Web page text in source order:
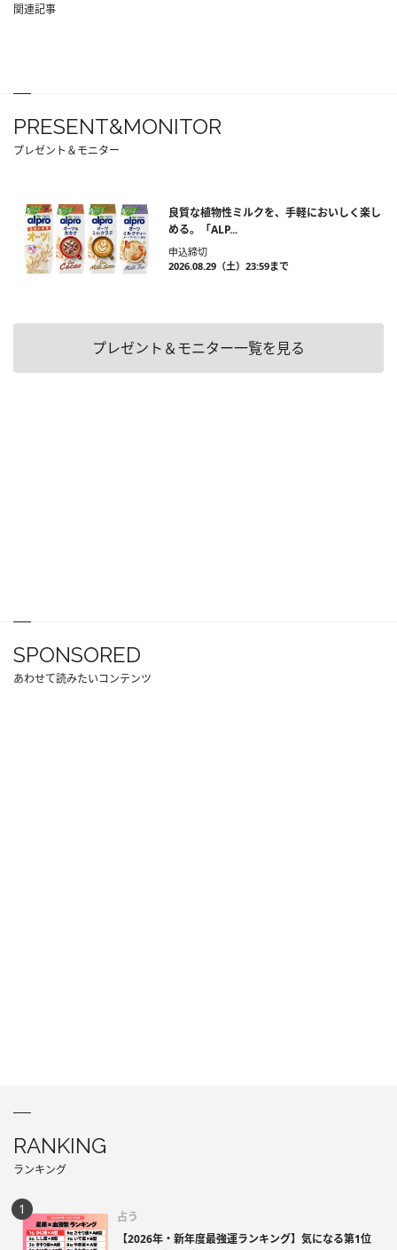
関連記事
PRESENT&MONITOR
プレゼント＆モニター
良質な植物性ミルクを、手軽においしく楽し
める。「ALP...
申込締切
2026.08.29（土）23:59まで
プレゼント＆モニター一覧を見る
SPONSORED
あわせて読みたいコンテンツ
RANKING
ランキング
占う
【2026年・新年度最強運ランキング】気になる第1位